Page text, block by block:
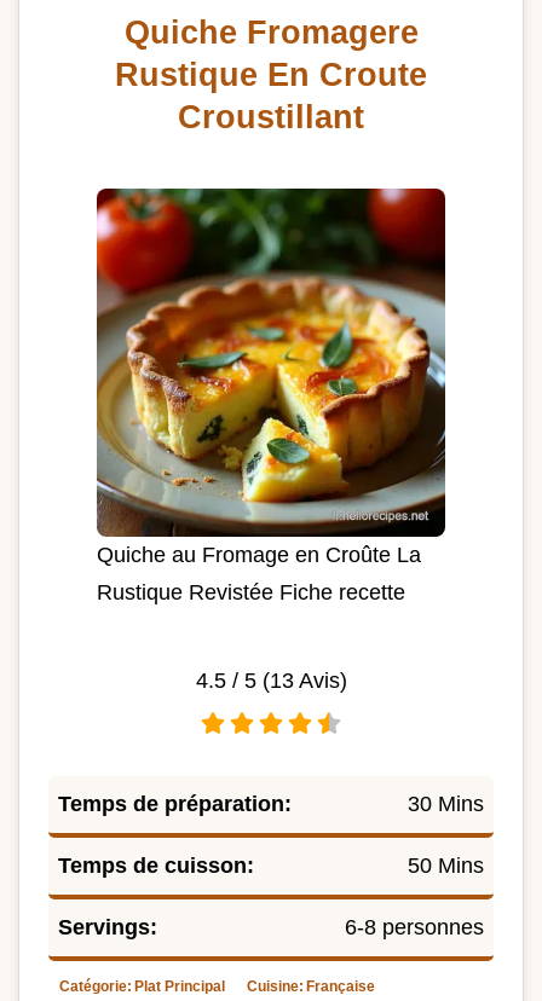
Quiche Fromagere
Rustique En Croute
Croustillant
Quiche au Fromage en Croûte La
Rustique Revistée Fiche recette
4.5/ 5 (13Avis)
Temps de préparation: 30 Mins
Temps de cuisson: 50 Mins
Servings: 6-8 personnes
Catégorie: Plat Principal Cuisine: Française